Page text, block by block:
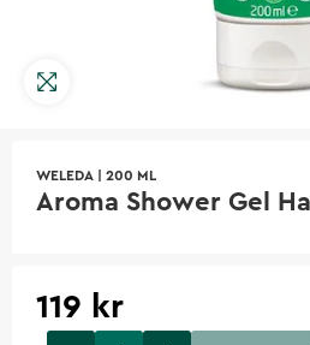
WELEDA 200 ML
Aroma Shower Gel
119 kr